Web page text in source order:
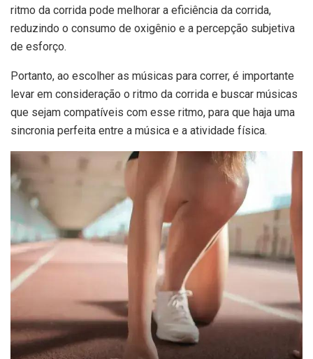
ritmo da corrida pode melhorar a eficiência da corrida,
reduzindo o consumo de oxigênio e a percepção subjetiva
de esforço.
Portanto, ao escolher as músicas para correr, é importante
levar em consideração o ritmo da corrida e buscar músicas
que sejam compatíveis com esse ritmo, para que haja uma
sincronia perfeita entre a música e a atividade física.